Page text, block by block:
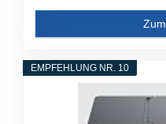
EMPFEHLUNG NR. 10